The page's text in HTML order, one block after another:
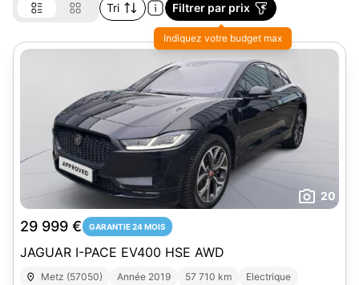
Tri Filtrer par prix
Indiquez votre budget max
20
29 999 € GARANTIE 24 MOIS
JAGUAR I-PACE EV400 HSE AWD
Metz (57050) Année 2019 57 710 km
Electrique